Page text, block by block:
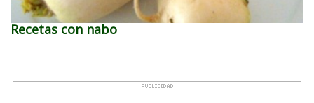
Recetas con nabo